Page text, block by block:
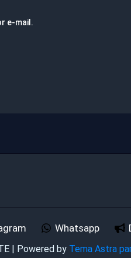
e-mail.
Whatsapp
| Powered by Tema Astra